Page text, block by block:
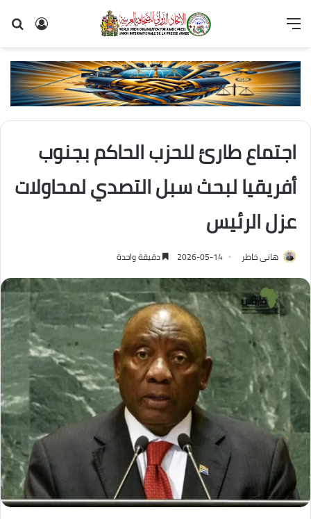
تسجيل
القائمة
اجتماع طارئ للحزب الحاكم بجنوب
أفريقيا لبحث سبل التصدي لمحاولات
عزل الرئيس
هانى خاطر 2026-05-14 دقيقة واحدة